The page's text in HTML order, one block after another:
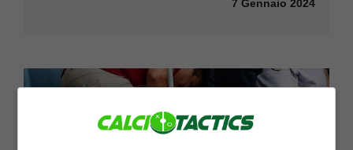
7 Gennaio 2024